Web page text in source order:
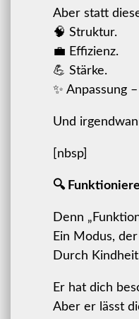
Aber statt
🧠 Struktur.
💼 Effizienz.
💪 Stärke.
✨ Anpassung
Und
[nbsp]
🔍
Denn
Ein Modus,
Durch
Er hat dich
Aber er lässt